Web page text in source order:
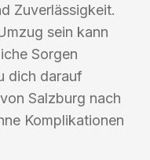
Zuverlässigkeit.
sein kann
Sorgen
dich darauf
Salzburg nach
Komplikationen